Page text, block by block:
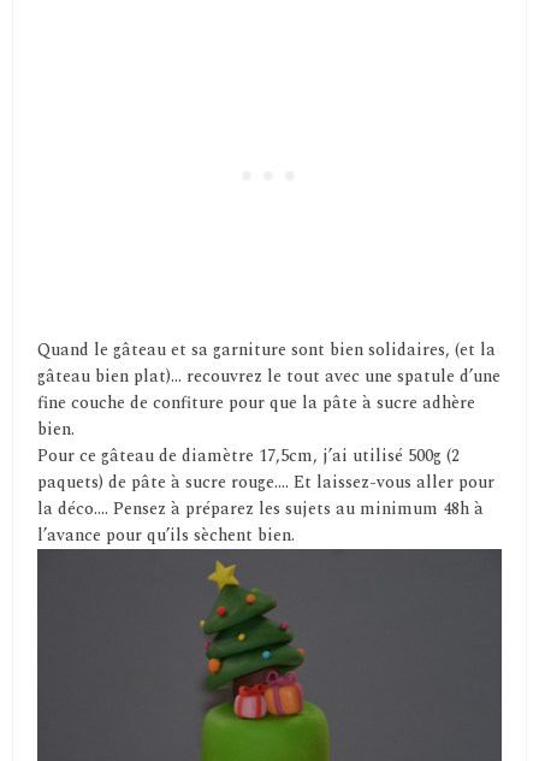
Quand le gâteau et sa garniture sont bien solidaires, (et la
gâteau bien plat)… recouvrez le tout avec une spatule d’une
fine couche de confiture pour que la pâte à sucre adhère
bien.
Pour ce gâteau de diamètre 17,5cm, j’ai utilisé 500g (2
paquets) de pâte à sucre rouge…. Et laissez-vous aller pour
la déco…. Pensez à préparez les sujets au minimum 48h à
l’avance pour qu’ils sèchent bien.